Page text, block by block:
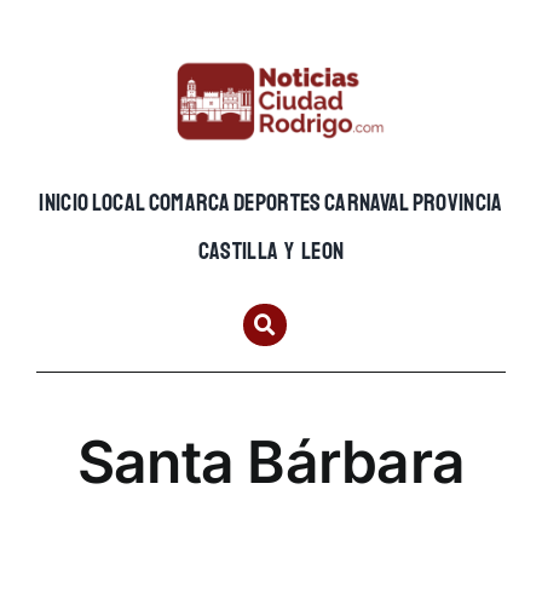
INICIOLOCALCOMARCADEPORTESCARNAVALPROVINCIA
CASTILLA Y LEON
Santa Bárbara